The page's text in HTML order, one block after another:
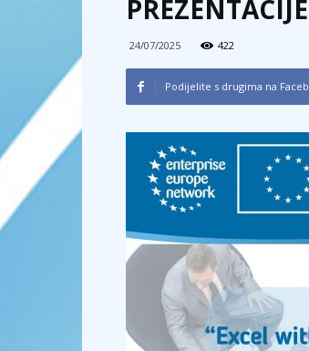
24/07/2025 422
Podijelite s drugima na